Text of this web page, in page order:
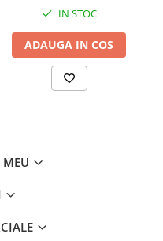
IN STOC
ADAUGA IN COS